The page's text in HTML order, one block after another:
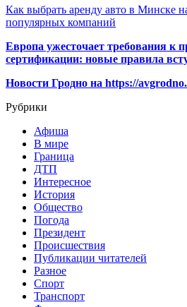
Как выбрать аренду авто в Минске
популярных компаний
Европа ужесточает требования к
сертификации: новые правила
Новости Гродно на https://
Рубрики
Афиша
В мире
Граница
ДТП
Интересное
История
Общество
Погода
Президент
Происшествия
Публикации читателей
Разное
Спорт
Транспорт